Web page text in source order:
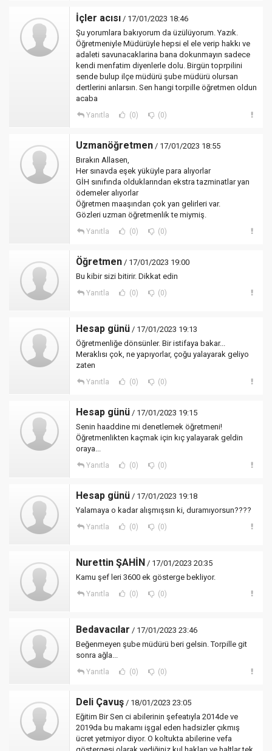
İçler acısı / 17/01/2023 18:46
Şu yorumlara bakıyorum da üzülüyorum. Yazık.
Öğretmeniyle Müdürüyle hepsi el ele verip hakkı ve
adaleti savunacaklarina bana dokunmayın sadece
kendi menfatim diyenlerle dolu. Birgün toprpilini
sende bulup ilçe müdürü şube müdürü olursan
dertlerini anlarsın. Sen hangi torpille öğretmen oldun
acaba
Yanıtla (0) (0)
Uzmanöğretmen / 17/01/2023 18:55
Bırakın Allasen,
Her sınavda eşek yüküyle para alıyorlar
GİH sınıfında olduklarından ekstra tazminatlar yan
ödemeler alıyorlar
Öğretmen maaşından çok yan gelirleri var.
Gözleri uzman öğretmenlik te miymiş.
Yanıtla (0) (0)
Öğretmen / 17/01/2023 19:00
Bu kibir sizi bitirir. Dikkat edin
Yanıtla (0) (0)
Hesap günü / 17/01/2023 19:13
Öğretmenliğe dönsünler. Bir istifaya bakar...
Meraklısı çok, ne yapıyorlar, çoğu yalayarak geliyo
zaten
Yanıtla (0) (0)
Hesap günü / 17/01/2023 19:15
Senin haaddine mi denetlemek öğretmeni!
Öğretmenlikten kaçmak için kıç yalayarak geldin
oraya...
Yanıtla (0) (0)
Hesap günü / 17/01/2023 19:18
Yalamaya o kadar alışmışsın ki, duramıyorsun????
Yanıtla (0) (0)
Nurettin ŞAHİN / 17/01/2023 20:35
Kamu şef leri 3600 ek gösterge bekliyor.
Yanıtla (0) (0)
Bedavacılar / 17/01/2023 23:46
Beğenmeyen şube müdürü beri gelsin. Torpille git
sonra ağla...
Yanıtla (0) (0)
Deli Çavuş / 18/01/2023 23:05
Eğitim Bir Sen ci abilerinin şefeatıyla 2014de ve
2019da bu makamı işgal eden hadsizler çıkmış
ücret yetmiyor diyor. O koltukta abilerine vefa